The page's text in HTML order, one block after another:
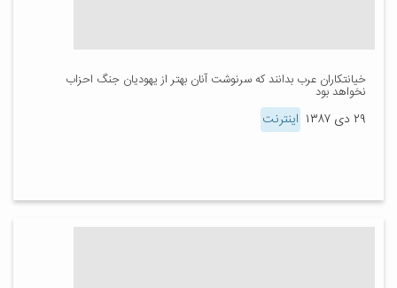
خیانتکاران عرب بدانند که سرنوشت آنان بهتر از یهودیان جنگ احزاب
نخواهد بود
۲۹ دی ۱۳۸۷ اینترنت